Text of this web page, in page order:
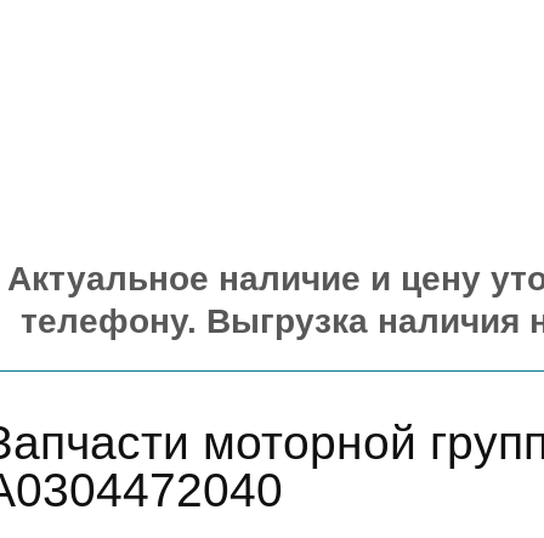
Актуальное наличие и цену
телефону. Выгрузка наличия
моторной